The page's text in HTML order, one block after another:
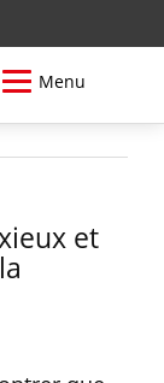
Menu
et